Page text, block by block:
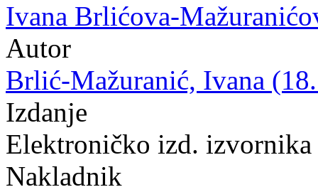
Ivana Brlićova-
Autor
Brlić-Mažuranić, Ivana
Izdanje
Elektroničko izd.
Nakladnik